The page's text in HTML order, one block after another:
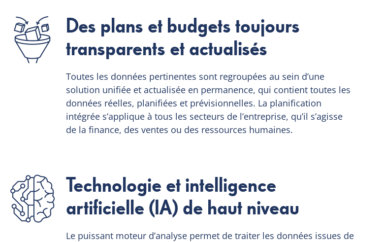
Des plans et budgets toujours
transparents et actualisés
Toutes les données pertinentes sont regroupées au sein d’une
solution unifiée et actualisée en permanence, qui contient toutes les
données réelles, planifiées et prévisionnelles. La planification
intégrée s’applique à tous les secteurs de l’entreprise, qu’il s’agisse
de la finance, des ventes ou des ressources humaines.
Technologie et intelligence
artificielle (IA) de haut niveau
Le puissant moteur d’analyse permet de traiter les données issues de